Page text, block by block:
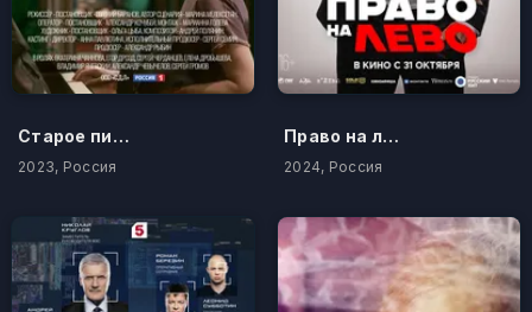
Старое пианино
2023, Россия
Право на лево
2024, Россия